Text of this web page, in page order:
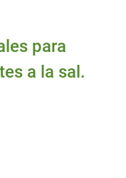
para
a la sal.